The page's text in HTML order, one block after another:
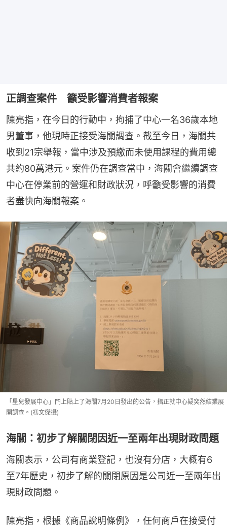
正調查案件 籲受影響消費者報案
陳亮指，在今日的行動中，拘捕了中心一名36歲本地
男董事，他現時正接受海關調查。截至今日，海關共
收到21宗舉報，當中涉及預繳而未使用課程的費用總
共約80萬港元。案件仍在調查當中，海關會繼續調查
中心在停業前的營運和財政狀況，呼籲受影響的消費
者盡快向海關報案。
「星兒發展中心」門上貼上了海關7月20日發出的公告，指正就中心疑突然結業展
開調查。(馮文傑攝)
海關：初步了解關閉因近一至兩年出現財政問題
海關表示，公司有商業登記，也沒有分店，大概有6
至7年歷史，初步了解的關閉原因是公司近一至兩年出
現財政問題。
陳亮指，根據《商品說明條例》，任何商戶在接受付